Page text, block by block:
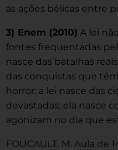
as ações bélicas entre
3) Enem (2010) A lei
fontes frequentadas
nasce das batalhas
das conquistas que
horror: a lei nasce das
devastadas; ela nasce
agonizam no dia que
FOUCAULT. M. Aula de